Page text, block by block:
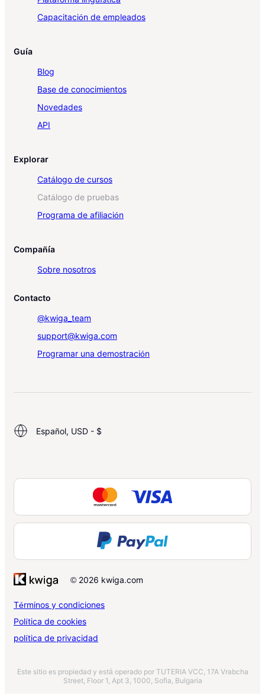
Capacitación de empleados
Guía
Blog
Base de conocimientos
Novedades
API
Explorar
Catálogo de cursos
Catálogo de pruebas
Programa de afiliación
Compañía
Sobre nosotros
Contacto
@kwiga_team
support@kwiga.com
Programar una demostración
Español, USD - $
© 2026 kwiga.com
Términos y condiciones
Política de cookies
política de privacidad
Este sitio es propiedad y está operado por TUTERIA VCC, 17A Vrabcha
Street, Floor 1, Apt 3, 1000, Sofia, Bulgaria